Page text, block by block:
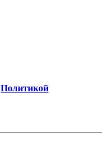
Политикой